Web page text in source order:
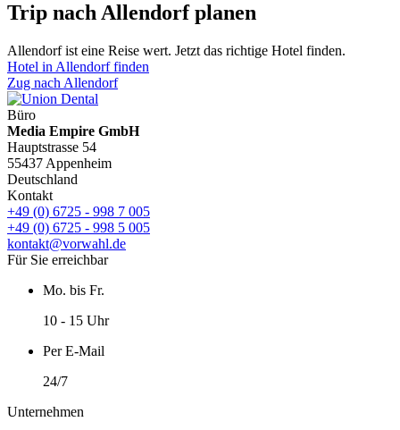
Trip nach Allendorf planen
Allendorf ist eine Reise wert. Jetzt das richtige Hotel finden.
Hotel in Allendorf finden
Zug nach Allendorf
Büro
Media Empire GmbH
Hauptstrasse 54
55437 Appenheim
Deutschland
Kontakt
+49 (0) 6725 - 998 7 005
+49 (0) 6725 - 998 5 005
kontakt@vorwahl.de
Für Sie erreichbar
Mo. bis Fr.
10 - 15 Uhr
Per E-Mail
24/7
Unternehmen